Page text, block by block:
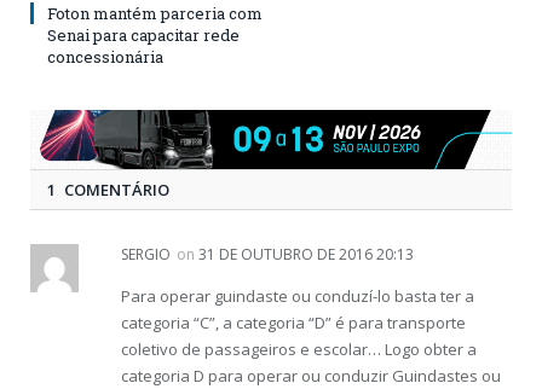
Foton mantém parceria com
Senai para capacitar rede
concessionária
1 COMENTÁRIO
SERGIO on 31 DE OUTUBRO DE 2016 20:13
Para operar guindaste ou conduzí-lo basta ter a
categoria “C”, a categoria “D” é para transporte
coletivo de passageiros e escolar… Logo obter a
categoria D para operar ou conduzir Guindastes ou